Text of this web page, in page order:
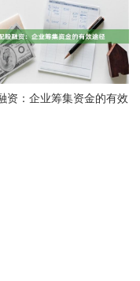
资：企业筹集资金的有效